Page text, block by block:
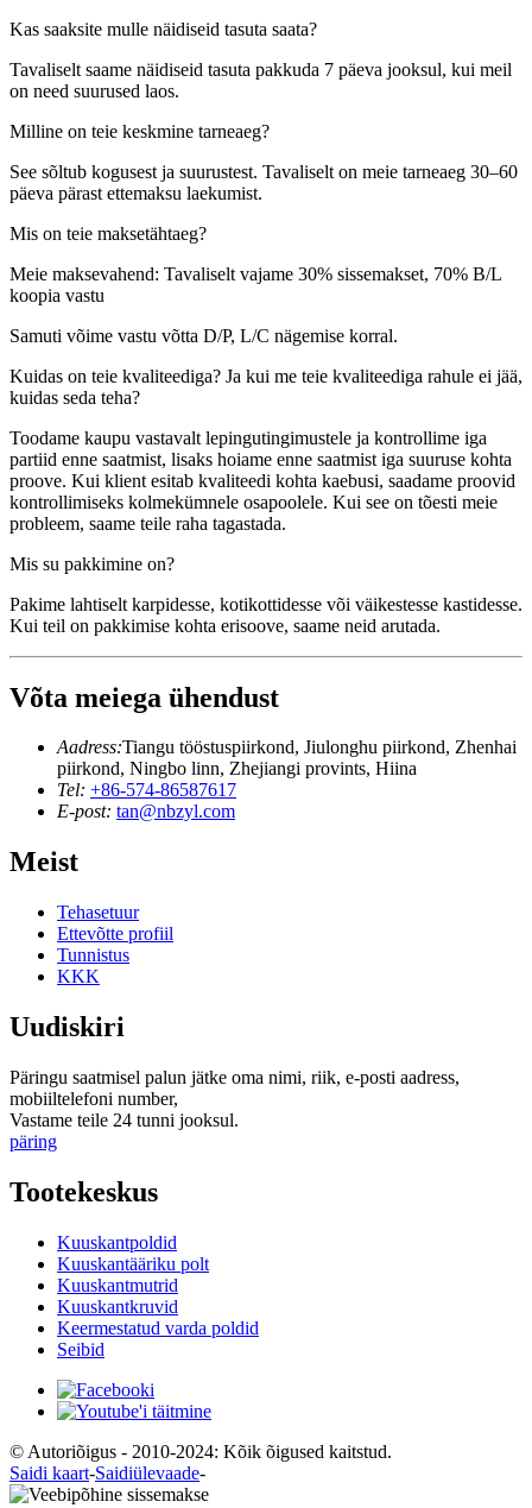
Kas saaksite mulle näidiseid tasuta saata?
Tavaliselt saame näidiseid tasuta pakkuda 7 päeva jooksul, kui meil
on need suurused laos.
Milline on teie keskmine tarneaeg?
See sõltub kogusest ja suurustest. Tavaliselt on meie tarneaeg 30–60
päeva pärast ettemaksu laekumist.
Mis on teie maksetähtaeg?
Meie maksevahend: Tavaliselt vajame 30% sissemakset, 70% B/L
koopia vastu
Samuti võime vastu võtta D/P, L/C nägemise korral.
Kuidas on teie kvaliteediga? Ja kui me teie kvaliteediga rahule ei jää,
kuidas seda teha?
Toodame kaupu vastavalt lepingutingimustele ja kontrollime iga
partiid enne saatmist, lisaks hoiame enne saatmist iga suuruse kohta
proove. Kui klient esitab kvaliteedi kohta kaebusi, saadame proovid
kontrollimiseks kolmekümnele osapoolele. Kui see on tõesti meie
probleem, saame teile raha tagastada.
Mis su pakkimine on?
Pakime lahtiselt karpidesse, kotikottidesse või väikestesse kastidesse.
Kui teil on pakkimise kohta erisoove, saame neid arutada.
Võta meiega ühendust
Aadress:Tiangu tööstuspiirkond, Jiulonghu piirkond, Zhenhai
piirkond, Ningbo linn, Zhejiangi provints, Hiina
Tel: +86-574-86587617
E-post: tan@nbzyl.com
Meist
Tehasetuur
Ettevõtte profiil
Tunnistus
KKK
Uudiskiri
Päringu saatmisel palun jätke oma nimi, riik, e-posti aadress,
mobiiltelefoni number,
Vastame teile 24 tunni jooksul.
päring
Tootekeskus
Kuuskantpoldid
Kuuskantääriku polt
Kuuskantmutrid
Kuuskantkruvid
Keermestatud varda poldid
Seibid
© Autoriõigus - 2010-2024: Kõik õigused kaitstud.
Saidi kaart-Saidiülevaade-